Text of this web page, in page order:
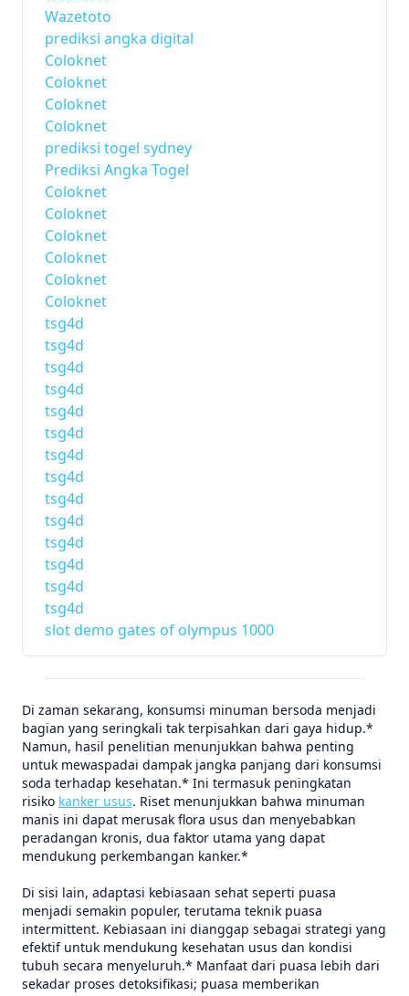
Wazetoto
prediksi angka digital
Coloknet
Coloknet
Coloknet
Coloknet
prediksi togel sydney
Prediksi Angka Togel
Coloknet
Coloknet
Coloknet
Coloknet
Coloknet
Coloknet
tsg4d
tsg4d
tsg4d
tsg4d
tsg4d
tsg4d
tsg4d
tsg4d
tsg4d
tsg4d
tsg4d
tsg4d
tsg4d
tsg4d
slot demo gates of olympus 1000
Di zaman sekarang, konsumsi minuman bersoda menjadi
bagian yang seringkali tak terpisahkan dari gaya hidup.*
Namun, hasil penelitian menunjukkan bahwa penting
untuk mewaspadai dampak jangka panjang dari konsumsi
soda terhadap kesehatan.* Ini termasuk peningkatan
risiko kanker usus. Riset menunjukkan bahwa minuman
manis ini dapat merusak flora usus dan menyebabkan
peradangan kronis, dua faktor utama yang dapat
mendukung perkembangan kanker.*
Di sisi lain, adaptasi kebiasaan sehat seperti puasa
menjadi semakin populer, terutama teknik puasa
intermittent. Kebiasaan ini dianggap sebagai strategi yang
efektif untuk mendukung kesehatan usus dan kondisi
tubuh secara menyeluruh.* Manfaat dari puasa lebih dari
sekadar proses detoksifikasi; puasa memberikan